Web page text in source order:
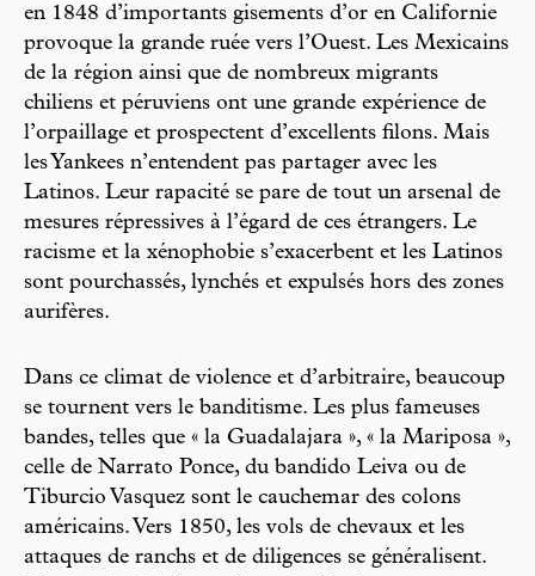
en 1848 d’importants gisements d’or en Californie
provoque la grande ruée vers l’Ouest. Les Mexicains
de la région ainsi que de nombreux migrants
chiliens et péruviens ont une grande expérience de
l’orpaillage et prospectent d’excellents filons. Mais
les Yankees n’entendent pas partager avec les
Latinos. Leur rapacité se pare de tout un arsenal de
mesures répressives à l’égard de ces étrangers. Le
racisme et la xénophobie s’exacerbent et les Latinos
sont pourchassés, lynchés et expulsés hors des zones
aurifères.
Dans ce climat de violence et d’arbitraire, beaucoup
se tournent vers le banditisme. Les plus fameuses
bandes, telles que « la Guadalajara », « la Mariposa »,
celle de Narrato Ponce, du bandido Leiva ou de
Tiburcio Vasquez sont le cauchemar des colons
américains. Vers 1850, les vols de chevaux et les
attaques de ranchs et de diligences se généralisent.